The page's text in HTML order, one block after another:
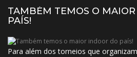
TAMBÉM TEMOS O
PAÍS!
Para além dos torneios que